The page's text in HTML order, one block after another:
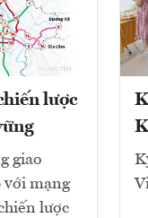
lược
giao
với mạng
lược